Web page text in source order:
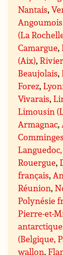
Nantais,
(La
Camargue,
(Aix),
Beaujolais,
Forez,
Vivarais,
Limousin
Armagnac,
Comminges
Rouergue,
français,
Réunion,
Polynésie
Pierre-et-
(Belgique,
wallon,